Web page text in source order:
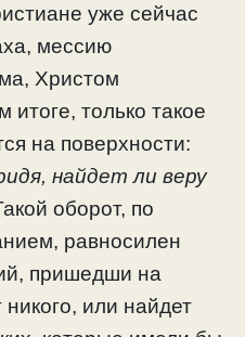
уже сейчас
мессию
Христом
только такое
на поверхности:
найдет ли веру
оборот, по
равносилен
пришедши на
или найдет